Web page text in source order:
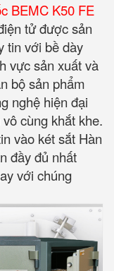
BEMC K50 FE
tử được sản
tin với bề dày
vực sản xuất và
bộ sản phẩm
nghệ hiện đại
cùng khắt khe.
vào két sắt Hàn
đầy đủ nhất
với chúng